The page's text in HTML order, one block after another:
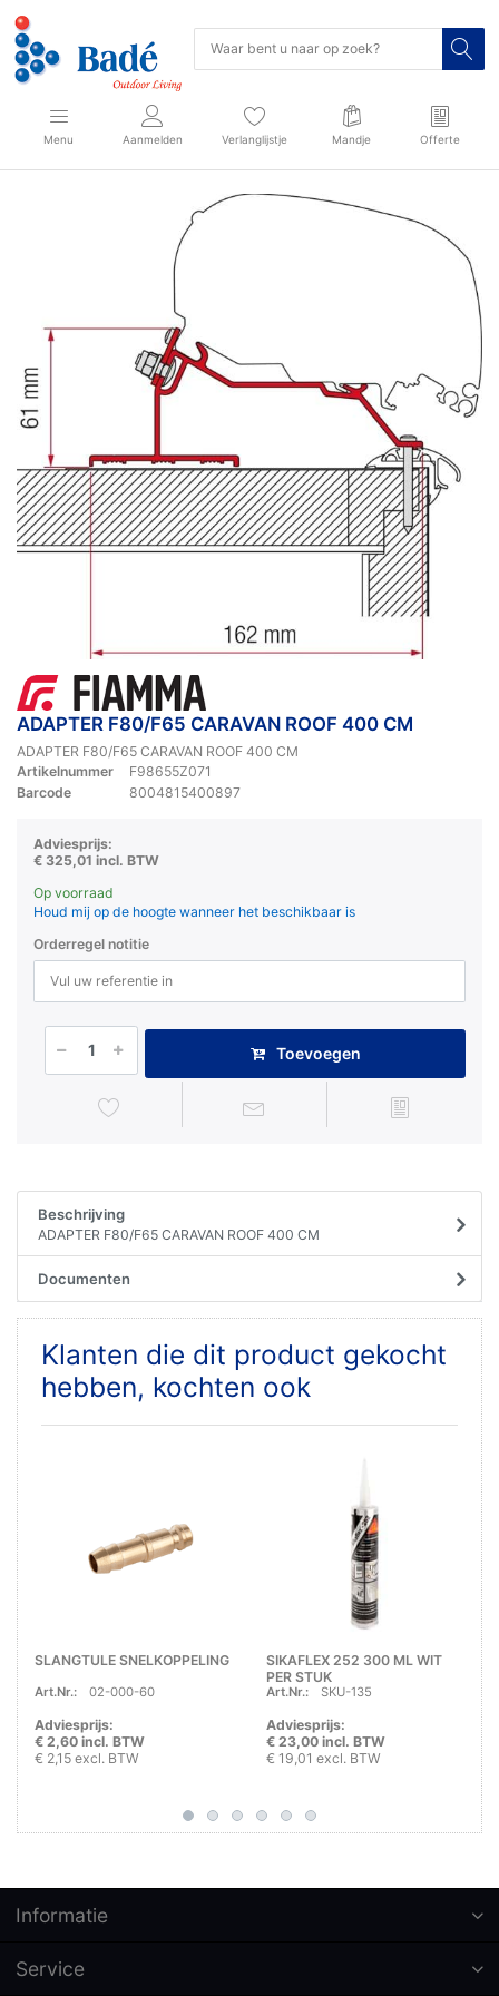
Menu Aanmelden Verlanglijstje Mandje Offerte
ADAPTER F80/F65 CARAVAN ROOF 400 CM
ADAPTER F80/F65 CARAVAN ROOF 400 CM
Artikelnummer
F98655Z071
Barcode
8004815400897
Adviesprijs:
€ 325,01 incl. BTW
Op voorraad
Houd mij op de hoogte wanneer het beschikbaar is
Orderregel notitie
Toevoegen
Beschrijving
ADAPTER F80/F65 CARAVAN ROOF 400 CM
Documenten
Klanten die dit product gekocht
hebben, kochten ook
SLANGTULE SNELKOPPELING
Art.Nr.: 02-000-60
Adviesprijs:
€ 2,60 incl. BTW
€ 2,15 excl. BTW
SIKAFLEX 252 300 ML WIT
PER STUK
Art.Nr.: SKU-135
Adviesprijs:
€ 23,00 incl. BTW
€ 19,01 excl. BTW
Informatie
Service